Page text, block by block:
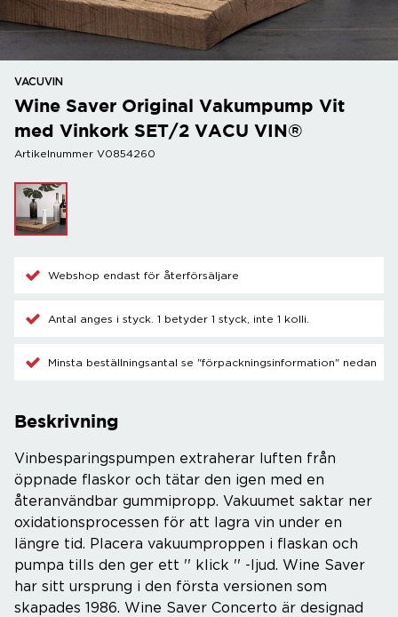
VACUVIN
Wine Saver Original Vakumpump Vit
med Vinkork SET/2 VACU VIN®
Artikelnummer V0854260
Webshop endast för återförsäljare
Antal anges i styck. 1 betyder 1 styck, inte 1 kolli.
Minsta beställningsantal se "förpackningsinformation" nedan
Beskrivning
Vinbesparingspumpen extraherar luften från
öppnade flaskor och tätar den igen med en
återanvändbar gummipropp. Vakuumet saktar ner
oxidationsprocessen för att lagra vin under en
längre tid. Placera vakuumproppen i flaskan och
pumpa tills den ger ett '' klick '' -ljud. Wine Saver
har sitt ursprung i den första versionen som
skapades 1986. Wine Saver Concerto är designad